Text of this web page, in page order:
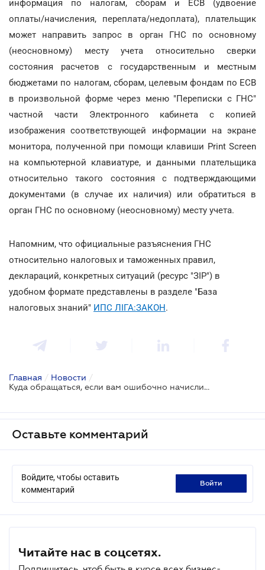
информация по налогам, сборам и ЕСВ (удвоение
оплаты/начисления, переплата/недоплата), плательщик
может направить запрос в орган ГНС по основному
(неосновному) месту учета относительно сверки
состояния расчетов с государственным и местным
бюджетами по налогам, сборам, целевым фондам по ЕСВ
в произвольной форме через меню "Переписки с ГНС"
частной части Электронного кабинета с копией
изображения соответствующей информации на экране
монитора, полученной при помощи клавиши Print Screen
на компьютерной клавиатуре, и данными плательщика
относительно такого состояния с подтверждающими
документами (в случае их наличия) или обратиться в
орган ГНС по основному (неосновному) месту учета.
Напомним, что официальные разъяснения ГНС
относительно налоговых и таможенных правил,
деклараций, конкретных ситуаций (ресурс "ЗІР") в
удобном формате представлены в разделе "База
налоговых знаний" ИПС ЛІГА:ЗАКОН.
Главная / Новости /
Куда обращаться, если вам ошибочно начислили задолженность или переплату по налогам
Оставьте комментарий
Войдите, чтобы оставить
комментарий
войти
Читайте нас в соцсетях.